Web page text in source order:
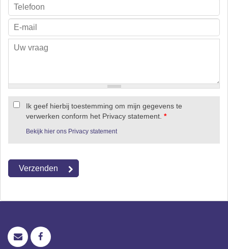
Ik geef hierbij toestemming om mijn gegevens te
verwerken conform het Privacy statement. *
Bekijk hier ons Privacy statement